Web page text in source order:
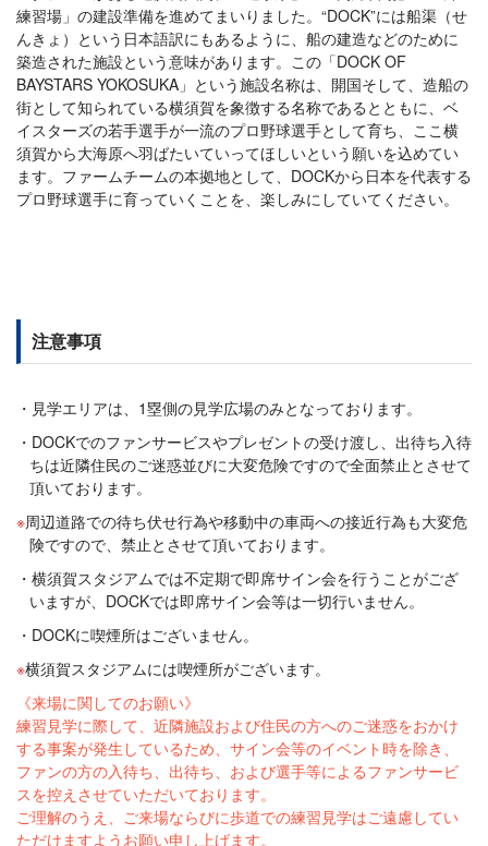
練習場」の建設準備を進めてまいりました。“DOCK”には船渠（せ
んきょ）という日本語訳にもあるように、船の建造などのために
築造された施設という意味があります。この「DOCK OF
BAYSTARS YOKOSUKA」という施設名称は、開国そして、造船の
街として知られている横須賀を象徴する名称であるとともに、ベ
イスターズの若手選手が一流のプロ野球選手として育ち、ここ横
須賀から大海原へ羽ばたいていってほしいという願いを込めてい
ます。ファームチームの本拠地として、DOCKから日本を代表する
プロ野球選手に育っていくことを、楽しみにしていてください。
注意事項
見学エリアは、1塁側の見学広場のみとなっております。
DOCKでのファンサービスやプレゼントの受け渡し、出待ち入待
ちは近隣住民のご迷惑並びに大変危険ですので全面禁止とさせて
頂いております。
周辺道路での待ち伏せ行為や移動中の車両への接近行為も大変危
険ですので、禁止とさせて頂いております。
横須賀スタジアムでは不定期で即席サイン会を行うことがござ
いますが、DOCKでは即席サイン会等は一切行いません。
DOCKに喫煙所はございません。
横須賀スタジアムには喫煙所がございます。
《来場に関してのお願い》
練習見学に際して、近隣施設および住民の方へのご迷惑をおかけ
する事案が発生しているため、サイン会等のイベント時を除き、
ファンの方の入待ち、出待ち、および選手等によるファンサービ
スを控えさせていただいております。
ご理解のうえ、ご来場ならびに歩道での練習見学はご遠慮してい
ただけますようお願い申し上げます。